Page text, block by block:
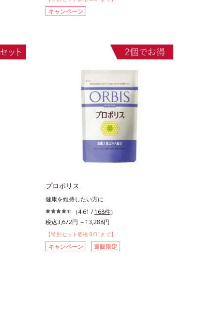
キャンペーン
プロポリス
健康を維持したい方に
（4.61 / 168件）
税込3,672円 ～13,288円
【特別セット価格 8/31まで】
キャンペーン 通販限定